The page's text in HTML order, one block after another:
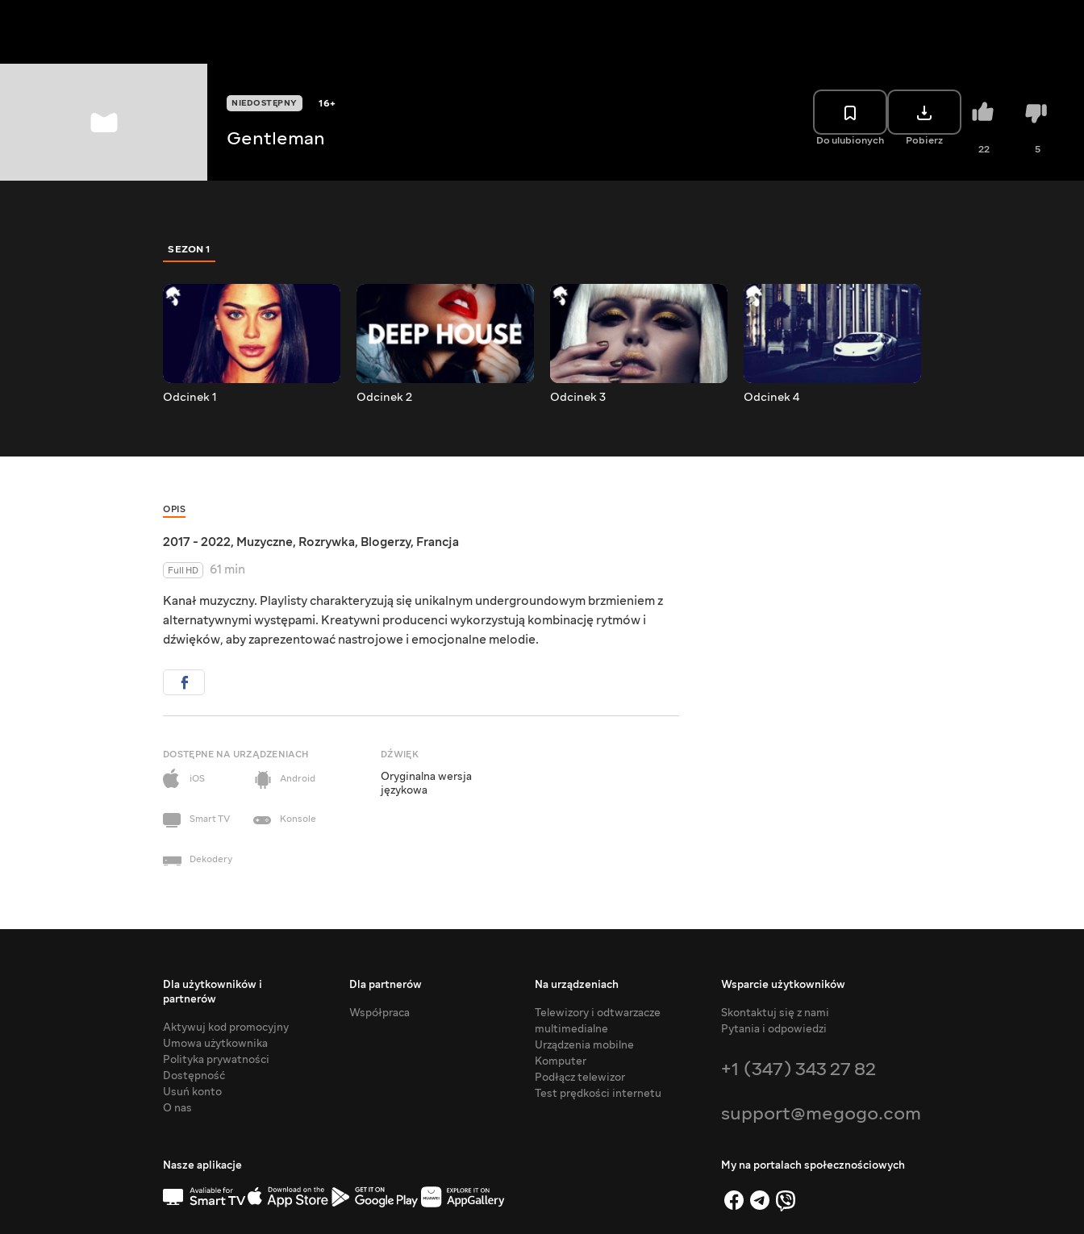
NIEDOSTĘPNY 16+
Gentleman Do ulubionych Pobierz
22 5
SEZON 1
Odcinek 1 Odcinek 2 Odcinek 3 Odcinek 4
OPIS
2017 - 2022, Muzyczne, Rozrywka, Blogerzy, Francja
Full HD
61 min
Kanał muzyczny. Playlisty charakteryzują się unikalnym undergroundowym brzmieniem z
alternatywnymi występami. Kreatywni producenci wykorzystują kombinację rytmów i
dźwięków, aby zaprezentować nastrojowe i emocjonalne melodie.
DOSTĘPNE NA URZĄDZENIACH
iOS
Android
Smart TV Konsole
Dekodery
DŹWIĘK
Oryginalna wersja
językowa
Dla użytkowników i
partnerów
Aktywuj kod promocyjny
Umowa użytkownika
Polityka prywatności
Dostępność
Usuń konto
O nas
Dla partnerów
Współpraca
Na urządzeniach
Telewizory i odtwarzacze
multimedialne
Urządzenia mobilne
Komputer
Podłącz telewizor
Test prędkości internetu
Wsparcie użytkowników
Skontaktuj się z nami
Pytania i odpowiedzi
+1 (347) 343 27 82
support@megogo.com
Nasze aplikacje My na portalach społecznościowych